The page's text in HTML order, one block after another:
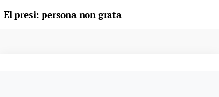
El presi: persona non grata